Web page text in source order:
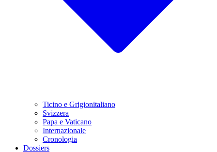
Ticino e Grigionitaliano
Svizzera
Papa e Vaticano
Internazionale
Cronologia
Dossiers